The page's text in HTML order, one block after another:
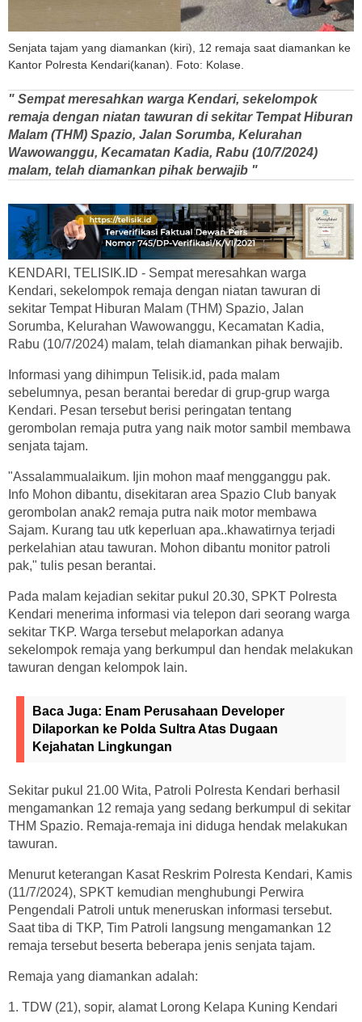
Senjata tajam yang diamankan (kiri), 12 remaja saat diamankan ke
Kantor Polresta Kendari(kanan). Foto: Kolase.
" Sempat meresahkan warga Kendari, sekelompok
remaja dengan niatan tawuran di sekitar Tempat Hiburan
Malam (THM) Spazio, Jalan Sorumba, Kelurahan
Wawowanggu, Kecamatan Kadia, Rabu (10/7/2024)
malam, telah diamankan pihak berwajib "
KENDARI, TELISIK.ID - Sempat meresahkan warga
Kendari, sekelompok remaja dengan niatan tawuran di
sekitar Tempat Hiburan Malam (THM) Spazio, Jalan
Sorumba, Kelurahan Wawowanggu, Kecamatan Kadia,
Rabu (10/7/2024) malam, telah diamankan pihak berwajib.
Informasi yang dihimpun Telisik.id, pada malam
sebelumnya, pesan berantai beredar di grup-grup warga
Kendari. Pesan tersebut berisi peringatan tentang
gerombolan remaja putra yang naik motor sambil membawa
senjata tajam.
"Assalammualaikum. Ijin mohon maaf mengganggu pak.
Info Mohon dibantu, disekitaran area Spazio Club banyak
gerombolan anak2 remaja putra naik motor membawa
Sajam. Kurang tau utk keperluan apa..khawatirnya terjadi
perkelahian atau tawuran. Mohon dibantu monitor patroli
pak," tulis pesan berantai.
Pada malam kejadian sekitar pukul 20.30, SPKT Polresta
Kendari menerima informasi via telepon dari seorang warga
sekitar TKP. Warga tersebut melaporkan adanya
sekelompok remaja yang berkumpul dan hendak melakukan
tawuran dengan kelompok lain.
Baca Juga: Enam Perusahaan Developer
Dilaporkan ke Polda Sultra Atas Dugaan
Kejahatan Lingkungan
Sekitar pukul 21.00 Wita, Patroli Polresta Kendari berhasil
mengamankan 12 remaja yang sedang berkumpul di sekitar
THM Spazio. Remaja-remaja ini diduga hendak melakukan
tawuran.
Menurut keterangan Kasat Reskrim Polresta Kendari, Kamis
(11/7/2024), SPKT kemudian menghubungi Perwira
Pengendali Patroli untuk meneruskan informasi tersebut.
Saat tiba di TKP, Tim Patroli langsung mengamankan 12
remaja tersebut beserta beberapa jenis senjata tajam.
Remaja yang diamankan adalah:
1. TDW (21), sopir, alamat Lorong Kelapa Kuning Kendari